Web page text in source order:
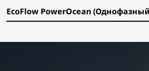
EcoFlow PowerOcean